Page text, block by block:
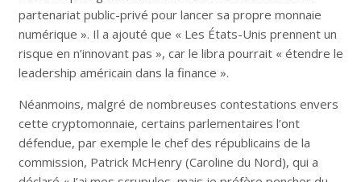
partenariat public-privé pour lancer sa propre monnaie
numérique ». Il a ajouté que « Les États-Unis prennent un
risque en n’innovant pas », car le libra pourrait « étendre le
leadership américain dans la finance ».
Néanmoins, malgré de nombreuses contestations envers
cette cryptomonnaie, certains parlementaires l’ont
défendue, par exemple le chef des républicains de la
commission, Patrick McHenry (Caroline du Nord), qui a